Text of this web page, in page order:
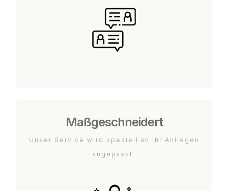
Maßgeschneidert
Unser Service wird speziell an Ihr Anliegen
angepasst.